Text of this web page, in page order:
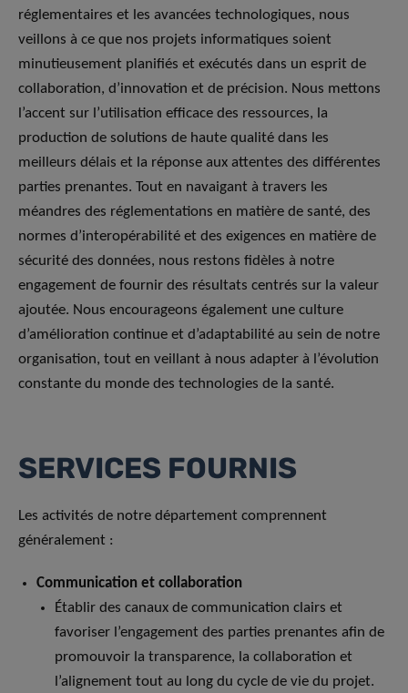
réglementaires et les avancées technologiques, nous
veillons à ce que nos projets informatiques soient
minutieusement planifiés et exécutés dans un esprit de
collaboration, d’innovation et de précision. Nous mettons
l’accent sur l’utilisation efficace des ressources, la
production de solutions de haute qualité dans les
meilleurs délais et la réponse aux attentes des différentes
parties prenantes. Tout en navaigant à travers les
méandres des réglementations en matière de santé, des
normes d’interopérabilité et des exigences en matière de
sécurité des données, nous restons fidèles à notre
engagement de fournir des résultats centrés sur la valeur
ajoutée. Nous encourageons également une culture
d’amélioration continue et d’adaptabilité au sein de notre
organisation, tout en veillant à nous adapter à l’évolution
constante du monde des technologies de la santé.
SERVICES FOURNIS
Les activités de notre département comprennent
généralement :
Communication et collaboration
Établir des canaux de communication clairs et
favoriser l’engagement des parties prenantes afin de
promouvoir la transparence, la collaboration et
l’alignement tout au long du cycle de vie du projet.